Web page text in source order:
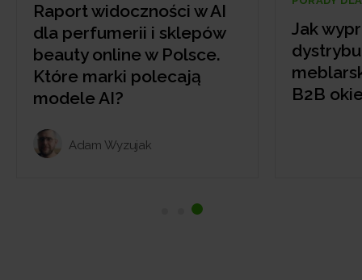
w AI
Jak wypromować
dystrybutora dla branży
meblarskiej? Marketing
B2B okiem marki SAS